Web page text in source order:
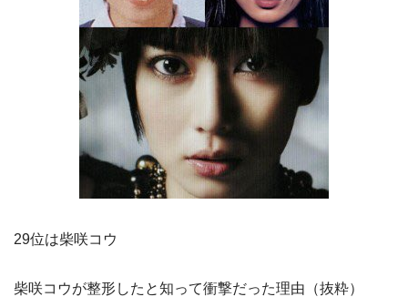
29位は柴咲コウ
柴咲コウが整形したと知って衝撃だった理由（抜粋）